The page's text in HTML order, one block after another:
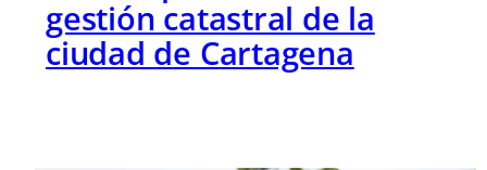
gestión catastral de la
ciudad de Cartagena